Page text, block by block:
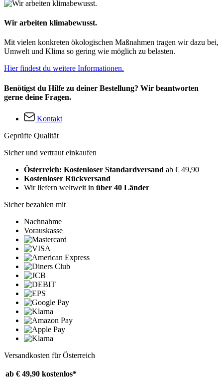
Wir arbeiten klimabewusst.
Mit vielen konkreten ökologischen Maßnahmen tragen wir dazu bei,
Umwelt und Klima so gering wie möglich zu belasten.
Hier findest du weitere Informationen.
Benötigst du Hilfe zu deiner Bestellung? Wir beantworten
gerne deine Fragen.
Kontakt
Geprüfte Qualität
Sicher und vertraut einkaufen
Österreich: Kostenloser Standardversand ab € 49,90
Kostenloser Rückversand
Wir liefern weltweit in über 40 Länder
Sicher bezahlen mit
Nachnahme
Vorauskasse
Versandkosten für Österreich
ab € 49,90 kostenlos*